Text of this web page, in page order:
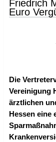
Friedrich
Euro
Die
Vereinigung
ärztlichen
Hessen eine